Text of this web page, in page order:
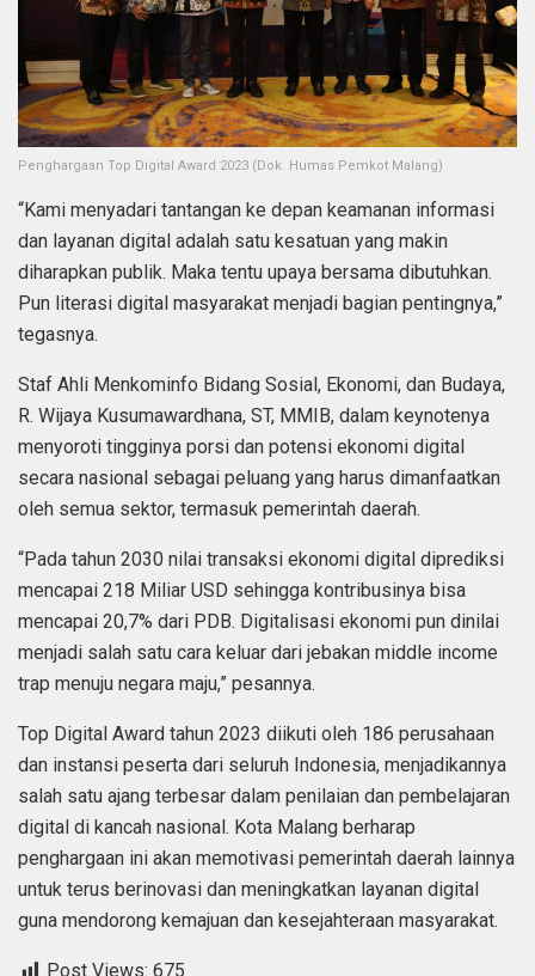
Penghargaan Top Digital Award 2023 (Dok. Humas Pemkot Malang)
“Kami menyadari tantangan ke depan keamanan informasi
dan layanan digital adalah satu kesatuan yang makin
diharapkan publik. Maka tentu upaya bersama dibutuhkan.
Pun literasi digital masyarakat menjadi bagian pentingnya,”
tegasnya.
Staf Ahli Menkominfo Bidang Sosial, Ekonomi, dan Budaya,
R. Wijaya Kusumawardhana, ST, MMIB, dalam keynotenya
menyoroti tingginya porsi dan potensi ekonomi digital
secara nasional sebagai peluang yang harus dimanfaatkan
oleh semua sektor, termasuk pemerintah daerah.
“Pada tahun 2030 nilai transaksi ekonomi digital diprediksi
mencapai 218 Miliar USD sehingga kontribusinya bisa
mencapai 20,7% dari PDB. Digitalisasi ekonomi pun dinilai
menjadi salah satu cara keluar dari jebakan middle income
trap menuju negara maju,” pesannya.
Top Digital Award tahun 2023 diikuti oleh 186 perusahaan
dan instansi peserta dari seluruh Indonesia, menjadikannya
salah satu ajang terbesar dalam penilaian dan pembelajaran
digital di kancah nasional. Kota Malang berharap
penghargaan ini akan memotivasi pemerintah daerah lainnya
untuk terus berinovasi dan meningkatkan layanan digital
guna mendorong kemajuan dan kesejahteraan masyarakat.
Post Views: 675